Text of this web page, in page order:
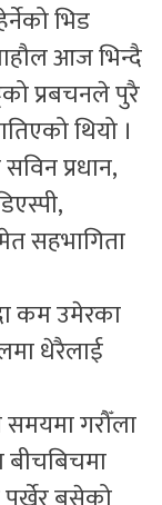
भिड
आज भिन्दै
प्रबचनले पुरै
थियो ।
प्रधान,
सहभागिता
कम उमेरका
धेरैलाई
गरौँला